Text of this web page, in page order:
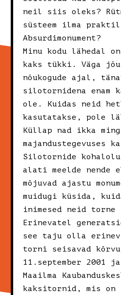
neil siis oleks?
süsteem ilma
Absurdimonument?
Minu kodu lähedal
kaks tükki. Väga
nõukogude ajal,
silotornidena enam
ole. Kuidas neid
kasutatakse, pole
Küllap nad ikka
majandustegevuses
Silotornide
alati meelde nende
mõjuvad ajastu
muidugi küsida,
inimesed neid torne
Erinevatel
see taju olla
torni seisavad
11.september 2001
Maailma
kaksitornid, mis